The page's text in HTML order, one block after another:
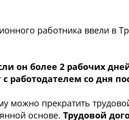
работника ввели в
он более 2 рабочих
со дня
можно прекратить
основе. Трудовой